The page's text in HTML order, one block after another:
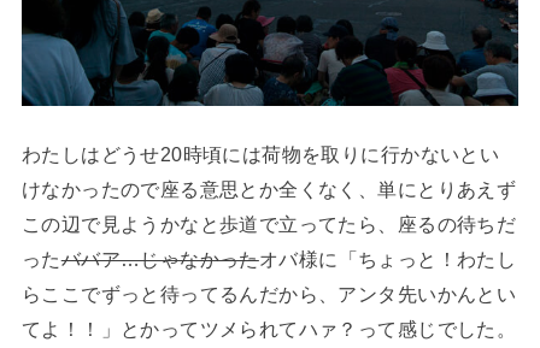
わたしはどうせ20時頃には荷物を取りに行かないとい
けなかったので座る意思とか全くなく、単にとりあえず
この辺で見ようかなと歩道で立ってたら、座るの待ちだ
ったババア…じゃなかったオバ様に「ちょっと！わたし
らここでずっと待ってるんだから、アンタ先いかんとい
てよ！！」とかってツメられてハァ？って感じでした。